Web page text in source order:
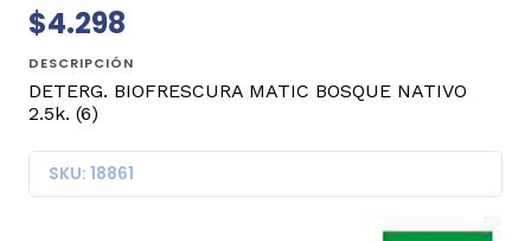
$4.298
DESCRIPCIÓN
DETERG. BIOFRESCURA MATIC BOSQUE NATIVO
2.5k. (6)
SKU: 18861